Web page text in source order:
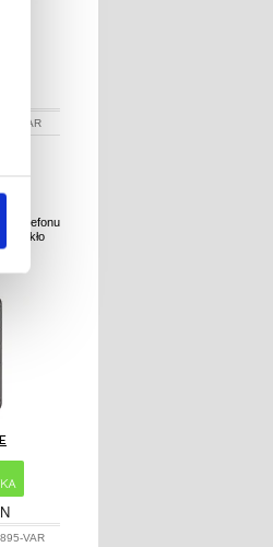
VAR
telefonu
szkło
VAR